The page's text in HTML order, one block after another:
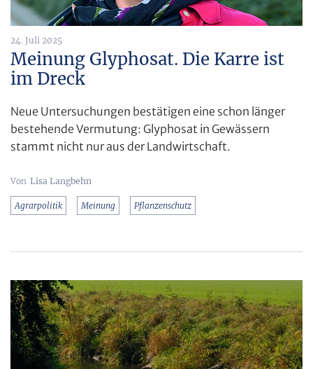
24. Juli 2025
Meinung Glyphosat. Die Karre ist
im Dreck
Neue Untersuchungen bestätigen eine schon länger
bestehende Vermutung: Glyphosat in Gewässern
stammt nicht nur aus der Landwirtschaft.
Lisa Langbehn
Agrarpolitik Meinung Pflanzenschutz